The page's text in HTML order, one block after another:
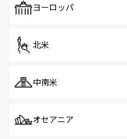
で、ホーカーズは地
ヨーロッパ
北米
中南米
オセアニア